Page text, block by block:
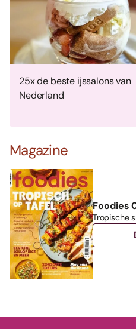
25x de beste ijssalons van
Nederland
Magazine
Foodies
Tropische